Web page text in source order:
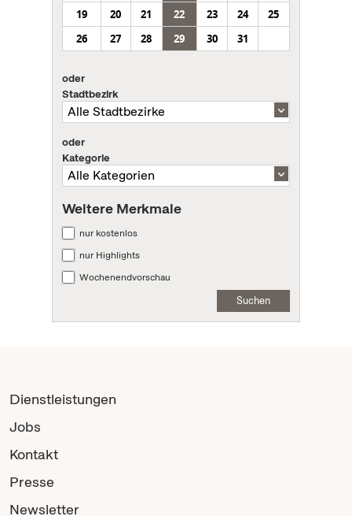
19
20 21 22 23 24
25
26
27 28 29 30 31
oder
Stadtbezirk
oder
Kategorie
Weitere Merkmale
nur kostenlos
nur Highlights
Wochenendvorschau
Suchen
Dienstleistungen
Jobs
Kontakt
Presse
Newsletter